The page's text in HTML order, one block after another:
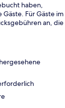
haben,
Für Gäste im
an, die